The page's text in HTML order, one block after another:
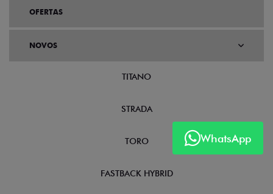
WhatsApp
OFERTAS
NOVOS
TITANO
STRADA
TORO
FASTBACK HYBRID